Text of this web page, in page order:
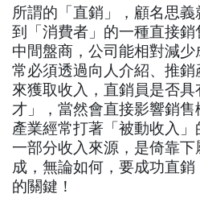
所謂的「直銷」，顧名思
到「消費者」的一種直接
中間盤商，公司能相對減
常必須透過向人介紹、推
來獲取收入，直銷員是否
才」，當然會直接影響銷
產業經常打著「被動收入
一部分收入來源，是倚靠
成，無論如何，要成功直
的關鍵！